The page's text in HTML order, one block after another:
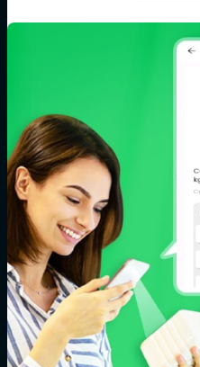
Cacao,
galletas
Conservas,
caldos y
cremas
Fitoterapia y
parafarmacia
Fruta y
Limpieza y
hogar
Mascotas
pastelería
Postres y
Zumos